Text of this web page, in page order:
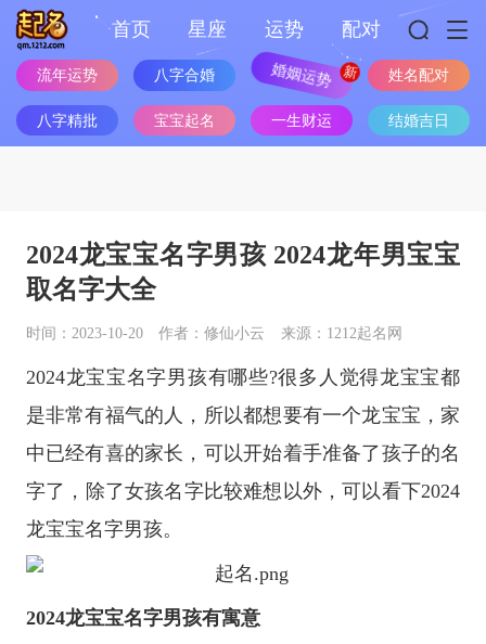
首页 星座 运势 配对
流年运势 八字合婚 婚姻运势 姓名配对
八字精批 宝宝起名 一生财运 结婚吉日
2024龙宝宝名字男孩 2024龙年男宝宝
取名字大全
时间：2023-10-20 作者：修仙小云 来源：1212起名网
2024龙宝宝名字男孩有哪些?很多人觉得龙宝宝都
是非常有福气的人，所以都想要有一个龙宝宝，家
中已经有喜的家长，可以开始着手准备了孩子的名
字了，除了女孩名字比较难想以外，可以看下2024
龙宝宝名字男孩。
2024龙宝宝名字男孩有寓意